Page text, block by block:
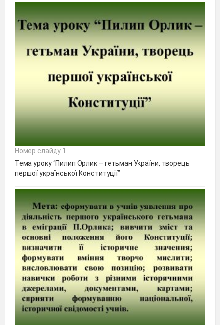
Номер слайду 1
Тема уроку “Пилип Орлик – гетьман України, творець
першої української Конституції”